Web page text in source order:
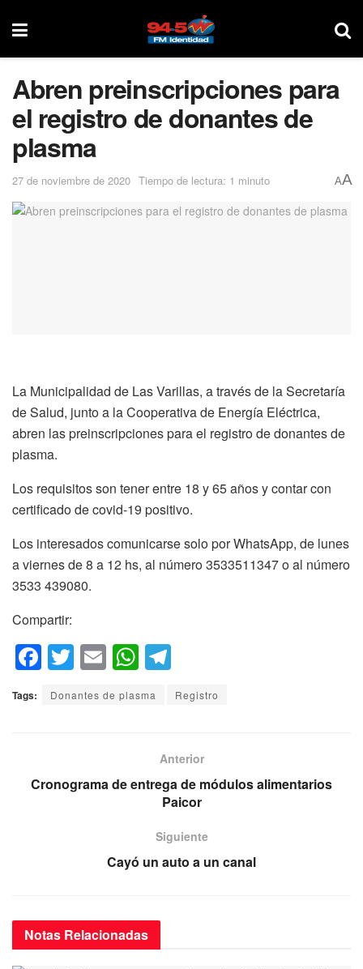
Abren preinscripciones para
el registro de donantes de
plasma
27 de noviembre de 2020 Tiempo de lectura: 1 minuto AA
La Municipalidad de Las Varillas, a través de la Secretaría
de Salud, junto a la Cooperativa de Energía Eléctrica,
abren las preinscripciones para el registro de donantes de
plasma.
Los requisitos son tener entre 18 y 65 años y contar con
certificado de covid-19 positivo.
Los interesados comunicarse solo por WhatsApp, de lunes
a viernes de 8 a 12 hs, al número 3533511347 o al número
3533 439080.
Compartir:
F
a
c
o
T
wi
tt
E
m
ail
W
h
at
p
el
e
a
m
Tags: Donantes de plasma Registro
Anterior
Cronograma de entrega de módulos alimentarios
Paicor
Siguiente
Cayó un auto a un canal
Notas Relacionadas